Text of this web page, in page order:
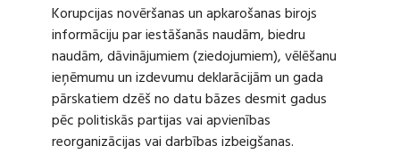
Korupcijas novēršanas un apkarošanas birojs
informāciju par iestāšanās naudām, biedru
naudām, dāvinājumiem (ziedojumiem), vēlēšanu
ieņēmumu un izdevumu deklarācijām un gada
pārskatiem dzēš no datu bāzes desmit gadus
pēc politiskās partijas vai apvienības
reorganizācijas vai darbības izbeigšanas.